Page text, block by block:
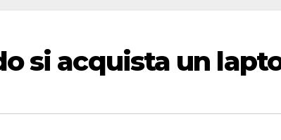
si acquista un